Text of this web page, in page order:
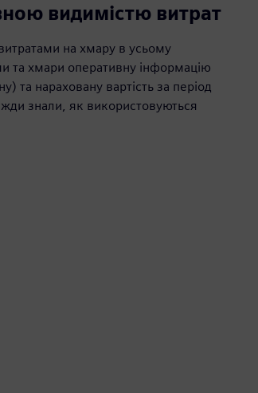
видимістю витрат
на хмару в усьому
та хмари оперативну інформацію
та нараховану вартість за період
знали, як використовуються